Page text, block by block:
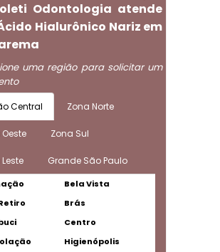
Odontologia atende
Hialurônico Nariz em
uma região para solicitar um
Central Zona Norte
Zona Sul
Grande São Paulo
Bela Vista
Brás
Centro
Higienópolis